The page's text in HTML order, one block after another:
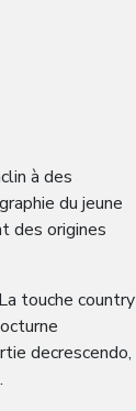
à des
du jeune
des origines
touche country
decrescendo,